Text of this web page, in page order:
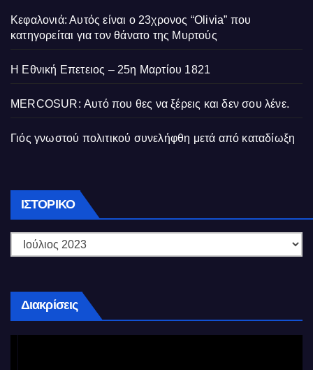
Κεφαλονιά: Αυτός είναι ο 23χρονος “Olivia” που
κατηγορείται για τον θάνατο της Μυρτούς
Η Εθνική Επετειος – 25η Μαρτίου 1821
MERCOSUR: Αυτό που θες να ξέρεις και δεν σου λένε.
Γιός γνωστού πολιτικού συνελήφθη μετά από καταδίωξη
ΙΣΤΟΡΙΚΌ Ιστορικό
Διακρίσεις